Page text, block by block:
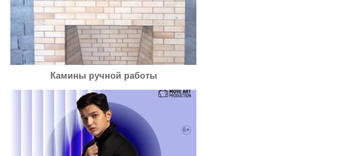
Камины ручной работы